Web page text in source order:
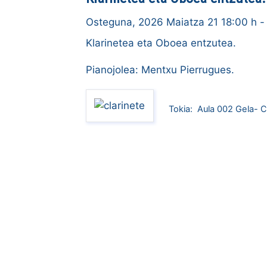
Osteguna, 2026 Maiatza 21 18:00 h -
Klarinetea eta Oboea entzutea.
Pianojolea: Mentxu Pierrugues.
Tokia: Aula 002 Gela-